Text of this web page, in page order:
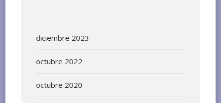
diciembre 2023
octubre 2022
octubre 2020